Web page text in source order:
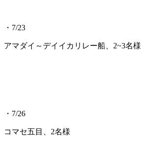
・7/23
アマダイ～デイイカリレー船、2~3名
・7/26
コマセ五目、2名様